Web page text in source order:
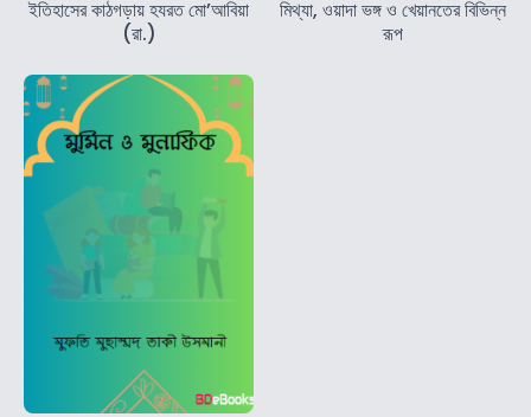
ইতিহাসের কাঠগড়ায় হযরত মো’আবিয়া
(রা.)
মিথ্যা, ওয়াদা ভঙ্গ ও খেয়ানতের বিভিন্ন
রূপ